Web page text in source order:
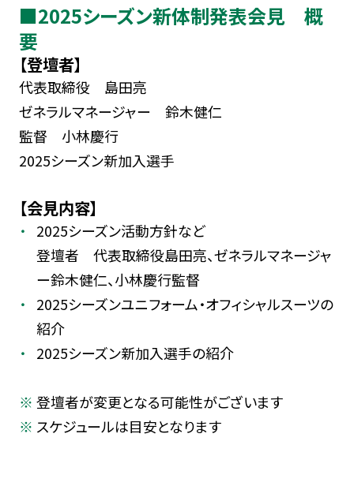
■2025シーズン新体制発表会見 概
要
【登壇者】
代表取締役 島田亮
ゼネラルマネージャー 鈴木健仁
監督 小林慶行
2025シーズン新加入選手
【会見内容】
2025シーズン活動方針など
登壇者 代表取締役島田亮、ゼネラルマネージャ
ー鈴木健仁、小林慶行監督
2025シーズンユニフォーム・オフィシャルスーツの
紹介
2025シーズン新加入選手の紹介
登壇者が変更となる可能性がございます
スケジュールは目安となります